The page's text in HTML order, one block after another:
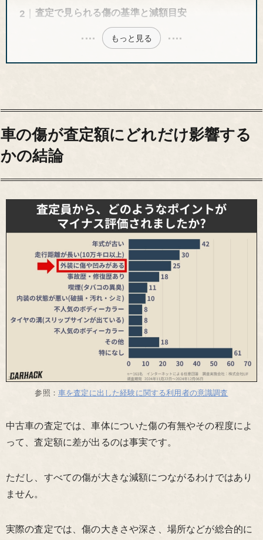
査定で見られる傷の基準と減額目安
もっと見る
車の傷が査定額にどれだけ影響する
かの結論
参照： 車を査定に出した経験に関する利用者の意識調査
中古車の査定では、車体についた傷の有無やその程度によ
って、査定額に差が出るのは事実です。
ただし、すべての傷が大きな減額につながるわけではあり
ません。
実際の査定では、傷の大きさや深さ、場所などが総合的に